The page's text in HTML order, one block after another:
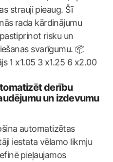
strauji pieaug. Šī
rada kārdinājumu
risku un
svarīgumu. 📦
1 x1.05 3 x1.25 6 x2.00
derību
un izdevumu
automatizētas
iestata vēlamo likmju
pieļaujamos